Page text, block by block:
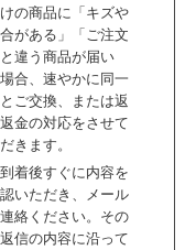
の商品に「キズや
がある」「ご注文
違う商品が届い
合、速やかに同一
ご交換、または返
金の対応をさせて
きます。
着後すぐに内容を
いただき、
メール
絡ください。 その
信の内容に沿って